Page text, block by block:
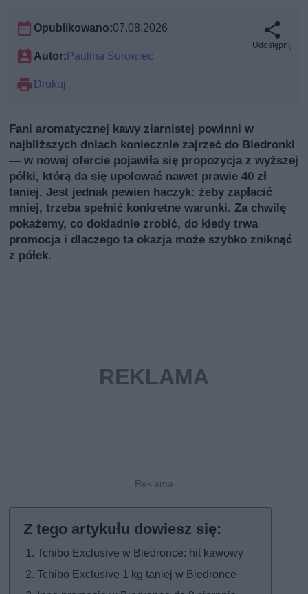
Opublikowano:07.08.2026
Autor:Paulina Surowiec
Drukuj
Udostępnij
Fani aromatycznej kawy ziarnistej powinni w
najbliższych dniach koniecznie zajrzeć do Biedronki
— w nowej ofercie pojawiła się propozycja z wyższej
półki, którą da się upolować nawet prawie 40 zł
taniej. Jest jednak pewien haczyk: żeby zapłacić
mniej, trzeba spełnić konkretne warunki. Za chwilę
pokażemy, co dokładnie zrobić, do kiedy trwa
promocja i dlaczego ta okazja może szybko zniknąć
z półek.
Tchibo Exclusive w Biedronce: hit kawowy
Tchibo Exclusive 1 kg taniej w Biedronce